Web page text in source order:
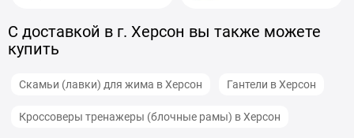
С доставкой в г. Херсон вы также можете
купить
Скамьи (лавки) для жима в Херсон Гантели в Херсон
Кроссоверы тренажеры (блочные рамы) в Херсон